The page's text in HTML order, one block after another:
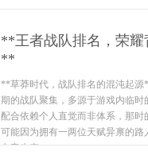
**王者战队排名，荣
**
**草莽时代，战队排名的混沌起
期的战队聚集，多源于游戏内临
配合依赖个人直觉而非体系，那
可能因为拥有一两位天赋异禀的
电竞生态...